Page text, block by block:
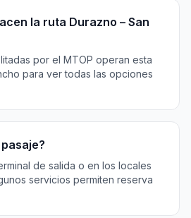
la ruta Durazno – San
por el MTOP operan esta
para ver todas las opciones
de salida o en los locales
servicios permiten reserva